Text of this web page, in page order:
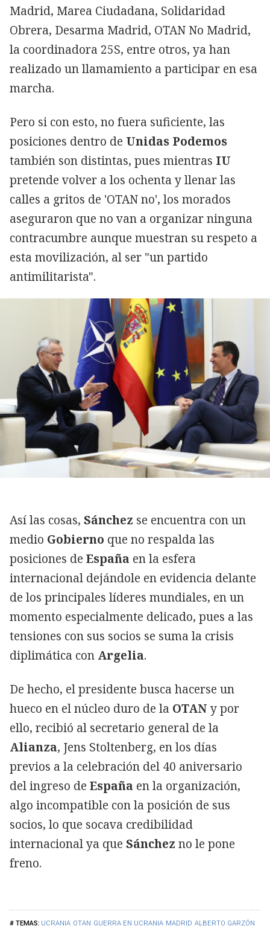
UCRANIA OTAN GUERRA EN UCRANIA MADRID ALBERTO GARZÓN
Madrid, Marea Ciudadana, Solidaridad
Obrera, Desarma Madrid, OTAN No Madrid,
la coordinadora 25S, entre otros, ya han
realizado un llamamiento a participar en esa
marcha.
Pero si con esto, no fuera suficiente, las
posiciones dentro de Unidas Podemos
también son distintas, pues mientras IU
pretende volver a los ochenta y llenar las
calles a gritos de 'OTAN no', los morados
aseguraron que no van a organizar ninguna
contracumbre aunque muestran su respeto a
esta movilización, al ser "un partido
antimilitarista".
Así las cosas, Sánchez se encuentra con un
medio Gobierno que no respalda las
posiciones de España en la esfera
internacional dejándole en evidencia delante
de los principales líderes mundiales, en un
momento especialmente delicado, pues a las
tensiones con sus socios se suma la crisis
diplimática con Argelia.
De hecho, el presidente busca hacerse un
hueco en el núcleo duro de la OTAN y por
ello, recibió al secretario general de la
Alianza, Jens Stoltenberg, en los días
previos a la celebración del 40 aniversario
del ingreso de España en la organización,
algo incompatible con la posición de sus
socios, lo que socava credibilidad
internacional ya que Sánchez no le pone
freno.